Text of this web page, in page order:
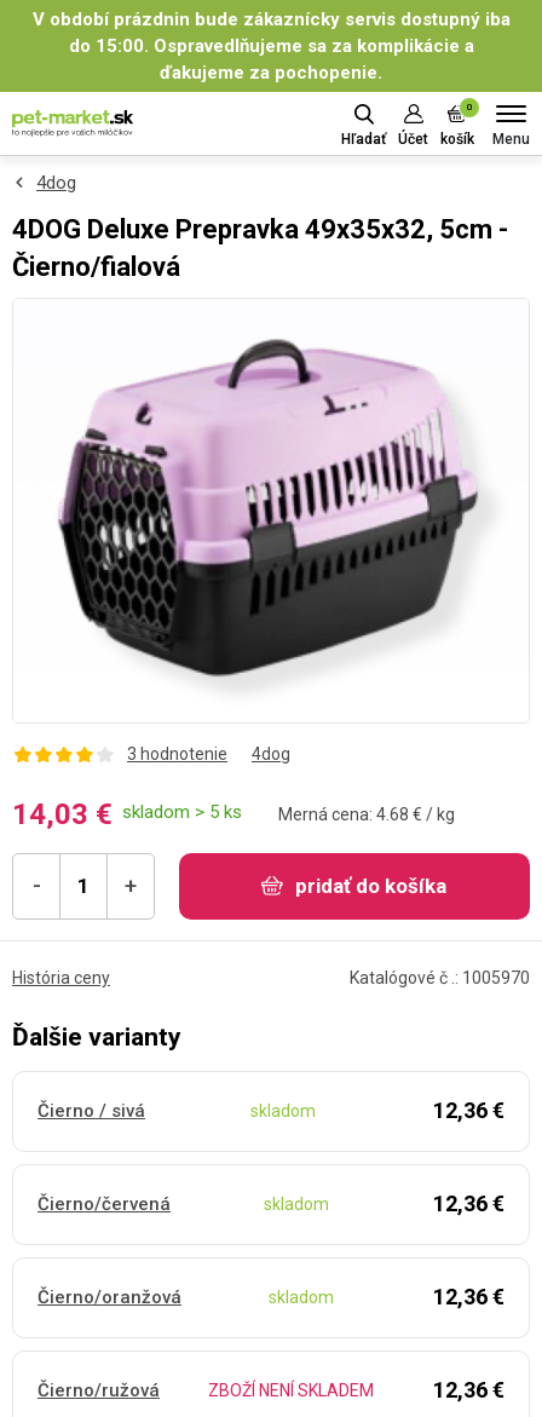
V období prázdnin bude zákaznícky servis dostupný iba
do 15:00. Ospravedlňujeme sa za komplikácie a
ďakujeme za pochopenie.
Hľadať Účet
0
košík Menu
4dog
4DOG Deluxe Prepravka 49x35x32, 5cm -
Čierno/fialová
3 hodnotenie 4dog
14,03 € skladom > 5 ks Merná cena: 4.68 € / kg
- + pridať do košíka
História ceny Katalógové č .: 1005970
Ďalšie varianty
Čierno / sivá skladom 12,36 €
Čierno/červená skladom 12,36 €
Čierno/oranžová skladom 12,36 €
Čierno/ružová ZBOŽÍ NENÍ SKLADEM 12,36 €